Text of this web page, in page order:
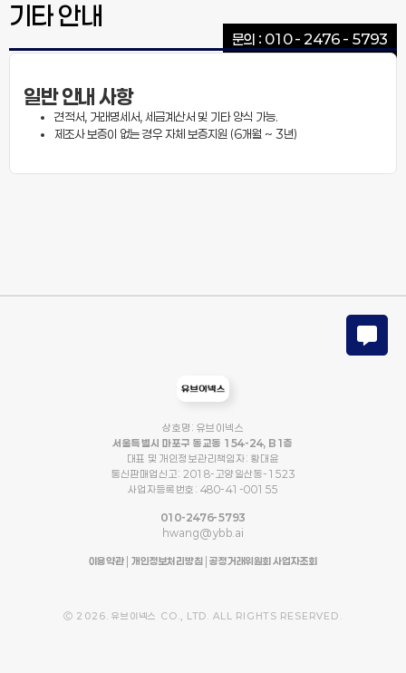
기타 안내
문의 : 010 - 2476 - 5793
일반 안내 사항
견적서, 거래명세서, 세금계산서 및 기타 양식 가능.
제조사 보증이 없는 경우 자체 보증지원 (6개월 ~ 3년)
상호명: 유브이넥스
서울특별시 마포구 동교동 154-24, B1층
대표 및 개인정보관리책임자: 황대윤
통신판매업신고: 2018-고양일산동-1523
사업자등록번호: 480-41-00155
010-2476-5793
hwang@ybb.ai
이용약관|개인정보처리방침 공정거래위원회 사업자조회
Ⓒ 2026. 유브이넥스 CO., LTD. ALL RIGHTS RESERVED.